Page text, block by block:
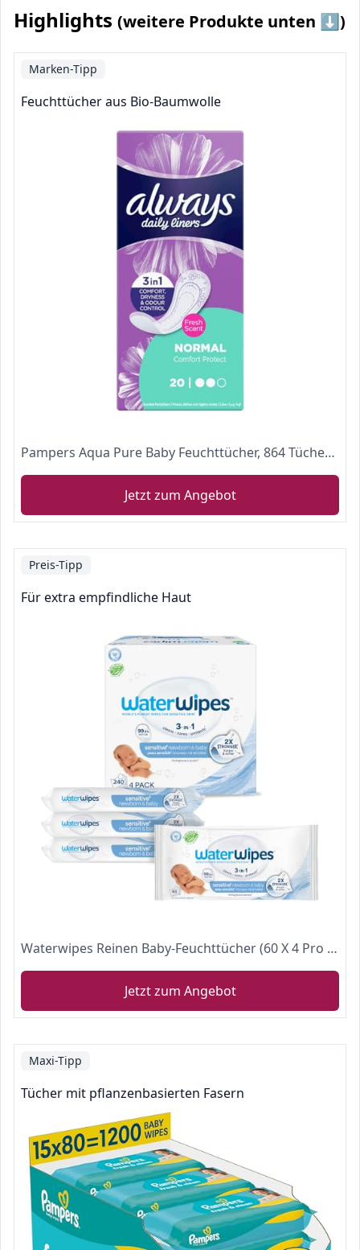
Highlights (weitere Produkte unten ⬇️)
Marken-Tipp
Feuchttücher aus Bio-Baumwolle
Pampers Aqua Pure Baby Feuchttücher, 864 Tücher (18 x 48) Mit 99% Purem Wasser, Dermatologisch Getestet, Baby Erstausstattung Für Neugeborene
Jetzt zum Angebot
Preis-Tipp
Für extra empfindliche Haut
Waterwipes Reinen Baby-Feuchttücher (60 X 4 Pro Packung)
Jetzt zum Angebot
Maxi-Tipp
Tücher mit pflanzenbasierten Fasern